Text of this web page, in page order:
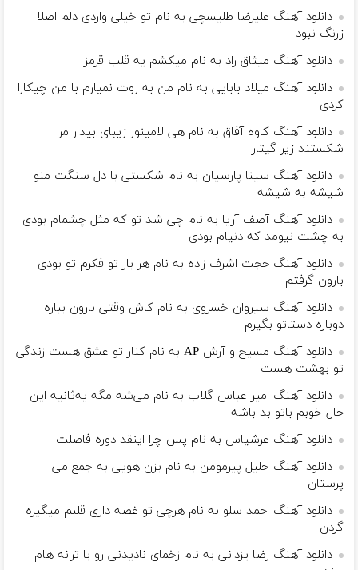
دانلود آهنگ علیرضا طلیسچی به نام تو خیلی واردی دلم اصلا
زرنگ نبود
دانلود آهنگ میثاق راد به نام میکشم یه قلب قرمز
دانلود آهنگ میلاد بابایی به نام من به روت نمیارم با من چیکارا
کردی
دانلود آهنگ کاوه آفاق به نام هی لامینور زیبای بیدار مرا
شکستند زیر گیتار
دانلود آهنگ سینا پارسیان به نام شکستی با دل سنگت منو
شیشه به شیشه
دانلود آهنگ آصف آریا به نام چی شد تو که مثل چشمام بودی
به چشت نیومد که دنیام بودی
دانلود آهنگ حجت اشرف زاده به نام هر بار تو فکرم تو بودی
بارون گرفتم
دانلود آهنگ سیروان خسروی به نام کاش وقتی بارون بباره
دوباره دستاتو بگیرم
دانلود آهنگ مسیح و آرش AP به نام کنار تو عشق هست زندگی
تو بهشت هست
دانلود آهنگ امیر عباس گلاب به نام می‌شه مگه یه‌ثانیه این
حال خوبم باتو بد باشه
دانلود آهنگ عرشیاس به نام پس چرا اینقد دوره فاصلت
دانلود آهنگ جلیل پیرمومن به نام بزن هویی به جمع می
پرستان
دانلود آهنگ احمد سلو به نام هرچی تو غصه داری قلبم میگیره
گردن
دانلود آهنگ رضا یزدانی به نام زﺧﻤﺎی ﻧﺎدﻳﺪﻧﻰ رو ﺑﺎ ﺗﺮاﻧﻪ ﻫﺎم